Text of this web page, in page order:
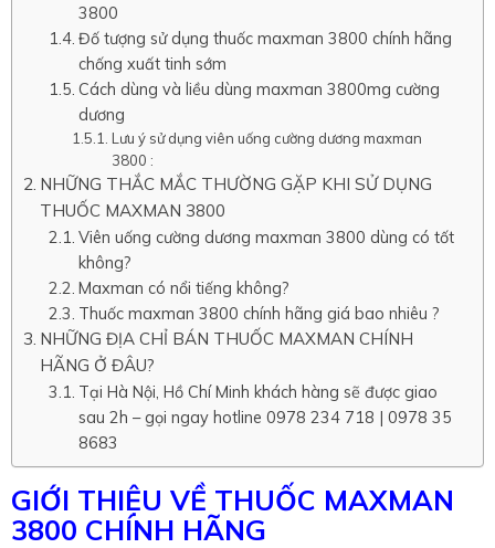
3800
Đố tượng sử dụng thuốc maxman 3800 chính hãng
chống xuất tinh sớm
Cách dùng và liều dùng maxman 3800mg cường
dương
Lưu ý sử dụng viên uống cường dương maxman
3800 :
NHỮNG THẮC MẮC THƯỜNG GẶP KHI SỬ DỤNG
THUỐC MAXMAN 3800
Viên uống cường dương maxman 3800 dùng có tốt
không?
Maxman có nổi tiếng không?
Thuốc maxman 3800 chính hãng giá bao nhiêu ?
NHỮNG ĐỊA CHỈ BÁN THUỐC MAXMAN CHÍNH
HÃNG Ở ĐÂU?
Tại Hà Nội, Hồ Chí Minh khách hàng sẽ được giao
sau 2h – gọi ngay hotline 0978 234 718 | 0978 35
8683
GIỚI THIỆU VỀ THUỐC MAXMAN
3800 CHÍNH HÃNG